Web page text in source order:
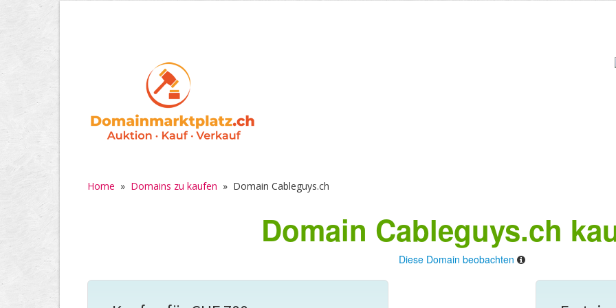
Home » Domains zu kaufen » Domain Cableguys.ch
Domain Cableguys.ch
Diese Domain beobachten